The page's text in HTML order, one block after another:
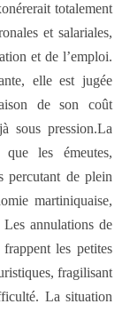
totalement
et salariales,
et de l’emploi.
elle est jugée
de son coût
sous pression.La
que les émeutes,
percutant de plein
martiniquaise,
Les annulations de
les petites
fragilisant
La situation